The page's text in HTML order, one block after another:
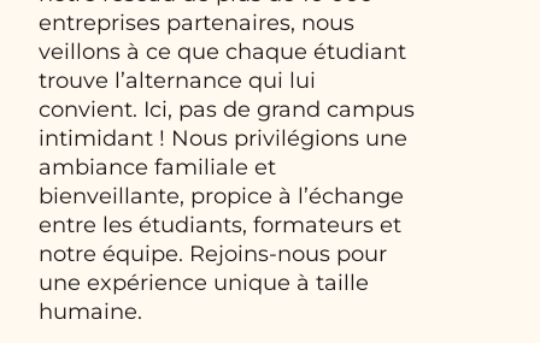
entreprises partenaires, nous
veillons à ce que chaque étudiant
trouve l’alternance qui lui
convient. Ici, pas de grand campus
intimidant ! Nous privilégions une
ambiance familiale et
bienveillante, propice à l’échange
entre les étudiants, formateurs et
notre équipe. Rejoins-nous pour
une expérience unique à taille
humaine.